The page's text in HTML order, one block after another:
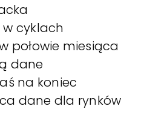
cyklach
połowie miesiąca
dane
na koniec
dane dla rynków